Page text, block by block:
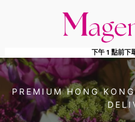
要
內
容
下午 1 點前下
PREMIUM HONG